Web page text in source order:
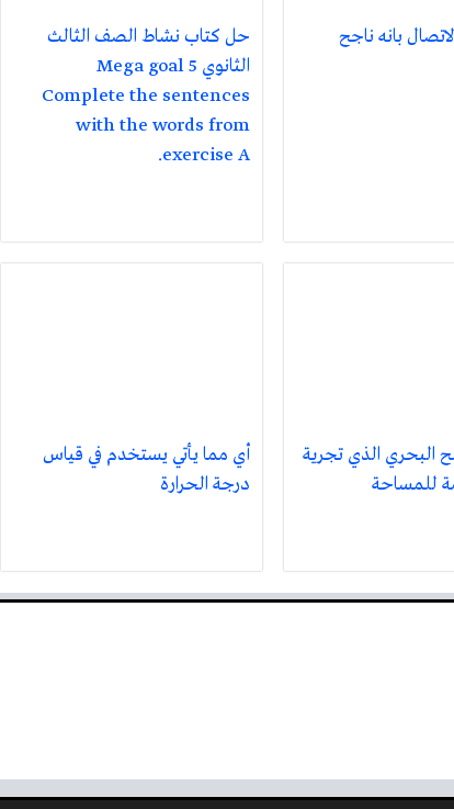
بانه ناجح
حل كتاب نشاط الصف الثالث
الثانوي Mega goal 5
Complete the sentences
with the words from
exercise A.
البحري الذي تجرية
للمساحة
أي مما يأتي يستخدم في قياس
درجة الحرارة